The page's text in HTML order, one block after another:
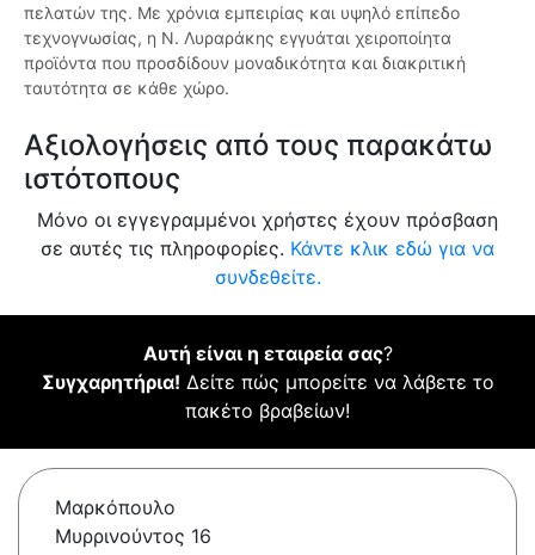
πελατών της. Με χρόνια εμπειρίας και υψηλό επίπεδο
τεχνογνωσίας, η Ν. Λυραράκης εγγυάται χειροποίητα
προϊόντα που προσδίδουν μοναδικότητα και διακριτική
ταυτότητα σε κάθε χώρο.
Αξιολογήσεις από τους παρακάτω
ιστότοπους
Μόνο οι εγγεγραμμένοι χρήστες έχουν πρόσβαση
σε αυτές τις πληροφορίες. Κάντε κλικ εδώ για να
συνδεθείτε.
Αυτή είναι η εταιρεία σας?
Συγχαρητήρια! Δείτε πώς μπορείτε να λάβετε το
πακέτο βραβείων!
Μαρκόπουλο
Μυρρινούντος 16